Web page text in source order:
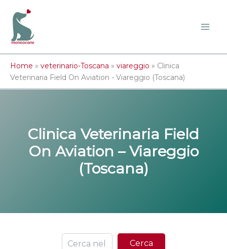
contenuto
Home » veterinario-Toscana » viareggio » Clinica
Veterinaria Field On Aviation - Viareggio (Toscana)
Clinica Veterinaria Field
On Aviation – Viareggio
(Toscana)
Cerca